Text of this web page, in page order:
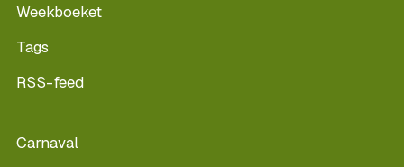
Weekboeket
Tags
RSS-feed
Carnaval